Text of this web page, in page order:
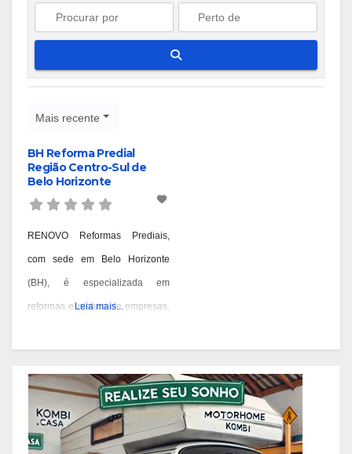
Mais recente
BH Reforma Predial
Região Centro-Sul de
Belo Horizonte
RENOVO Reformas Prediais,
com sede em Belo Horizonte
(BH), é especializada em
reformas e pintura de empresas,
experiência desde 1978 e são
conhecidos por seus serviços de
qualidade em BH. Você pode
contatá-los pelos telefones 31
3473-2000, 3357-1961 ou
Leia mais...